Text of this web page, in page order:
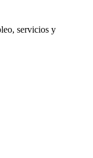
servicios y